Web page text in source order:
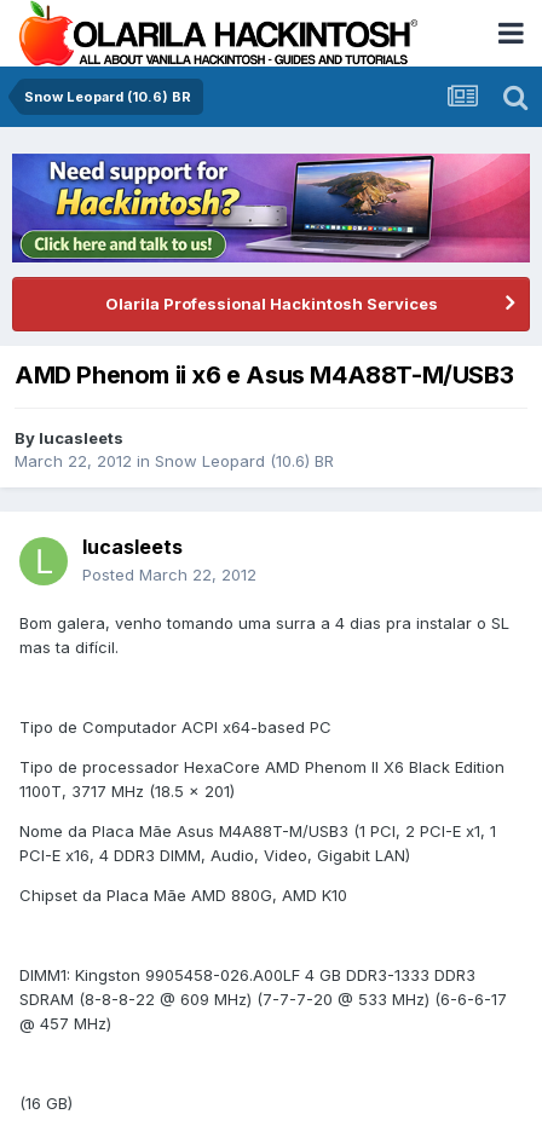
Snow Leopard (10.6) BR
Olarila Professional Hackintosh Services
AMD Phenom ii x6 e Asus M4A88T-M/USB3
By lucasleets
March 22, 2012 in Snow Leopard (10.6) BR
lucasleets
Posted March 22, 2012
Bom galera, venho tomando uma surra a 4 dias pra instalar o SL
mas ta difícil.
Tipo de Computador ACPI x64-based PC
Tipo de processador HexaCore AMD Phenom II X6 Black Edition
1100T, 3717 MHz (18.5 x 201)
Nome da Placa Mãe Asus M4A88T-M/USB3 (1 PCI, 2 PCI-E x1, 1
PCI-E x16, 4 DDR3 DIMM, Audio, Video, Gigabit LAN)
Chipset da Placa Mãe AMD 880G, AMD K10
DIMM1: Kingston 9905458-026.A00LF 4 GB DDR3-1333 DDR3
SDRAM (8-8-8-22 @ 609 MHz) (7-7-7-20 @ 533 MHz) (6-6-6-17
@ 457 MHz)
(16 GB)